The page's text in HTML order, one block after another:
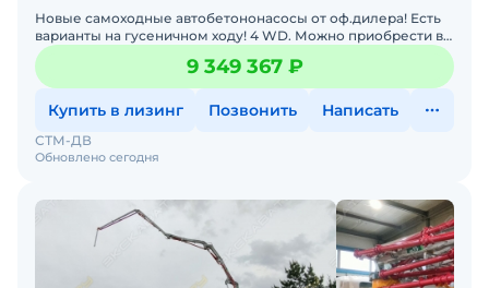
Новые самоходные автобетононасосы от оф.дилера! Есть
варианты на гусеничном ходу! 4 WD. Можно приобрести в
лизинг. Доставка в регионы РФ. Этот автобетононасос
9 349 367 ₽
Купить в лизинг Позвонить Написать
Обновлено сегодня
СТМ-ДВ